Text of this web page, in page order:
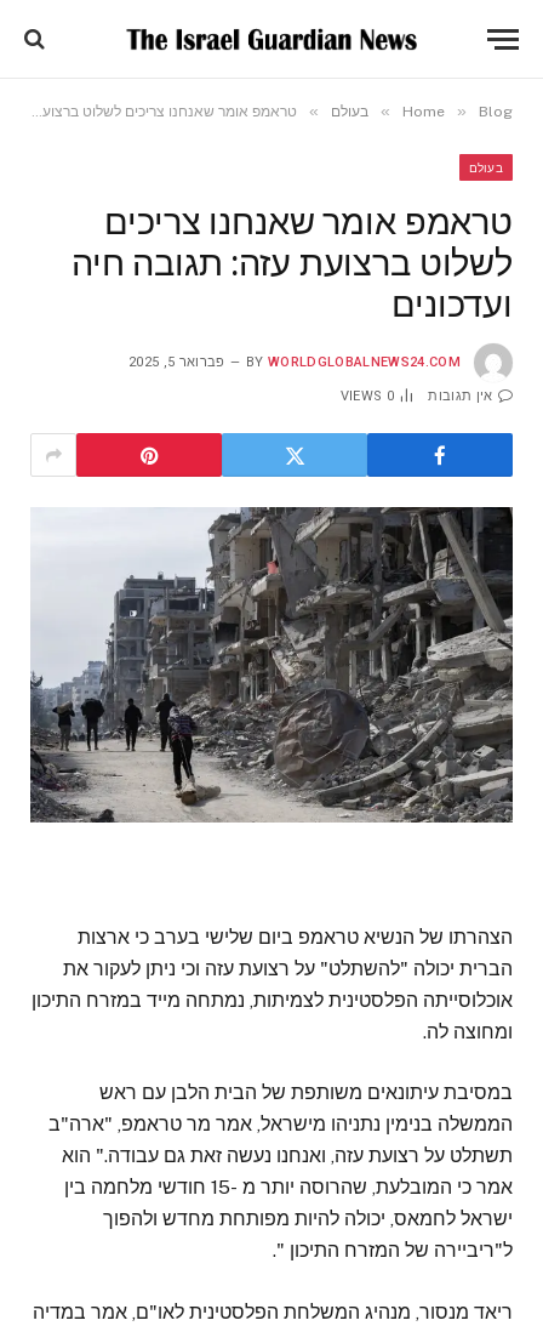
Home » Blog
» בעולם » טראמפ אומר שאנחנו צריכים לשלוט ברצועת עזה: תגובה חיה ועדכונים
בעולם
טראמפ אומר שאנחנו צריכים
לשלוט ברצועת עזה: תגובה חיה
ועדכונים
BY WORLDGLOBALNEWS24.COM פברואר 5, 2025
אין תגובות 0
VIEWS
הצהרתו של הנשיא טראמפ ביום שלישי בערב כי ארצות
הברית יכולה "להשתלט" על רצועת עזה וכי ניתן לעקור את
אוכלוסייתה הפלסטינית לצמיתות, נמתחה מייד במזרח התיכון
ומחוצה לה.
במסיבת עיתונאים משותפת של הבית הלבן עם ראש
הממשלה בנימין נתניהו מישראל, אמר מר טראמפ, "ארה"ב
תשתלט על רצועת עזה, ואנחנו נעשה זאת גם עבודה." הוא
אמר כי המובלעת, שהרוסה יותר מ -15 חודשי מלחמה בין
ישראל לחמאס, יכולה להיות מפותחת מחדש ולהפוך
ל"ריביירה של המזרח התיכון ".
ריאד מנסור, מנהיג המשלחת הפלסטינית לאו"ם, אמר במדיה